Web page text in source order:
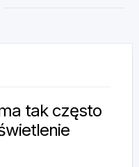
tak często